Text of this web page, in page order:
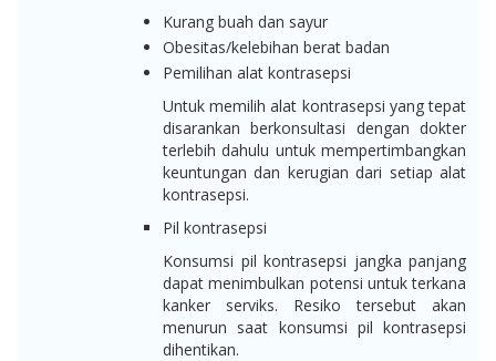
Kurang buah dan sayur
Obesitas/kelebihan berat badan
Pemilihan alat kontrasepsi
Untuk memilih alat kontrasepsi yang tepat
disarankan berkonsultasi dengan dokter
terlebih dahulu untuk mempertimbangkan
keuntungan dan kerugian dari setiap alat
kontrasepsi.
Pil kontrasepsi
Konsumsi pil kontrasepsi jangka panjang
dapat menimbulkan potensi untuk terkana
kanker serviks. Resiko tersebut akan
menurun saat konsumsi pil kontrasepsi
dihentikan.